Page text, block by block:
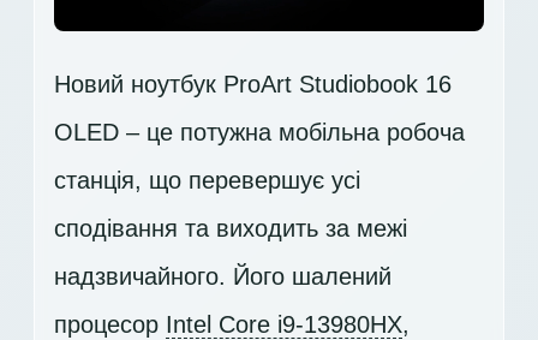
Новий ноутбук ProArt Studiobook 16
OLED – це потужна мобільна робоча
станція, що перевершує усі
сподівання та виходить за межі
надзвичайного. Його шалений
процесор Intel Core i9-13980HX,